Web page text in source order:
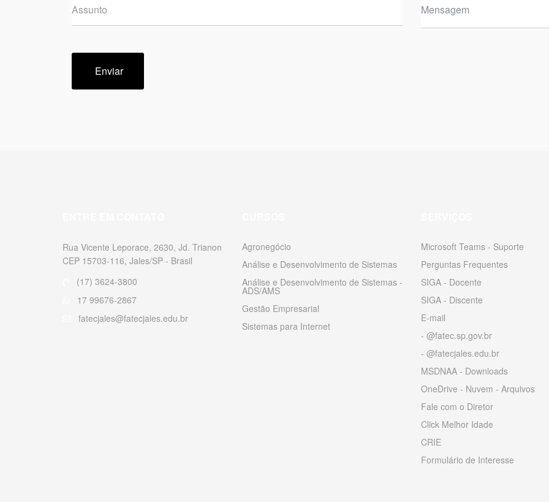
Enviar
Rua Vicente Leporace, 2630, Jd. Trianon
CEP 15703-116, Jales/SP - Brasil
(17) 3624-3800
17 99676-2867
fatecjales@fatecjales.edu.br
Agronegócio
Análise e Desenvolvimento de Sistemas
Análise e Desenvolvimento de Sistemas -
ADS/AMS
Gestão Empresarial
Sistemas para Internet
Microsoft Teams - Suporte
Perguntas Frequentes
SIGA - Docente
SIGA - Discente
E-mail
- @fatec.sp.gov.br
- @fatecjales.edu.br
MSDNAA - Downloads
OneDrive - Nuvem - Arquivos
Fale com o Diretor
Click Melhor Idade
CRIE
Formulário de Interesse